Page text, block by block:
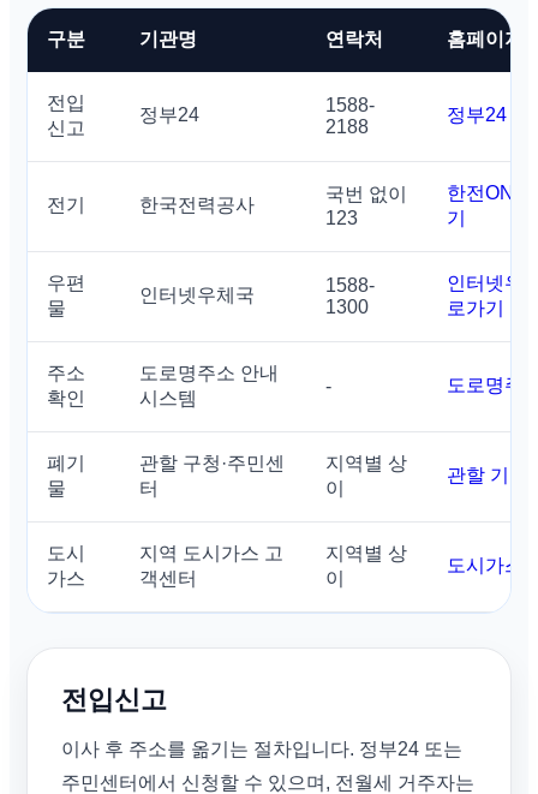
구분 기관명 연락처 홈페이지
전입
신고
정부24
1588-
2188
정부24 바
전기 한국전력공사
국번 없이
123
한전ON
기
우편
물
인터넷우체국
1588-
1300
인터넷우
로가기
주소
확인
도로명주소 안내
시스템
- 도로명주
폐기
물
관할 구청·주민센
터
지역별 상
이
관할 기관
도시
가스
지역 도시가스 고
객센터
지역별 상
이
도시가스
전입신고
이사 후 주소를 옮기는 절차입니다. 정부24 또는
주민센터에서 신청할 수 있으며, 전월세 거주자는